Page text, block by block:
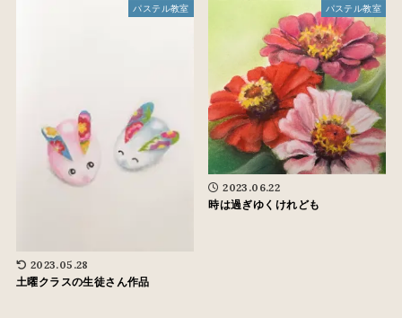
パステル教室
2023.05.28
土曜クラスの生徒さん作品
パステル教室
2023.06.22
時は過ぎゆくけれども